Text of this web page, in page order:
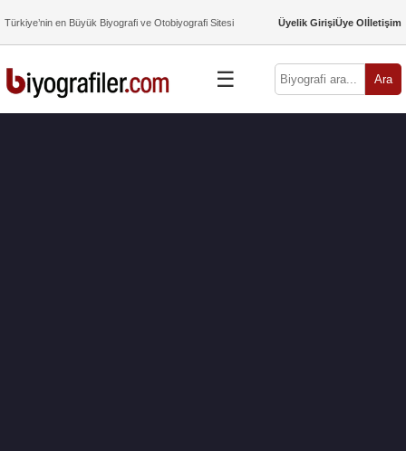
Türkiye’nin en Büyük Biyografi ve Otobiyografi Sitesi Üyelik GirişiÜye Olİletişim
☰ Ara